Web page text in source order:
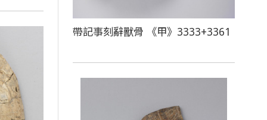
帶記事刻辭獸骨 《甲》3333+3361